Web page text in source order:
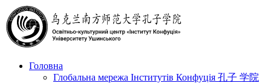
Головна
Глобальна мережа Інститутів Конфуція 孔子 学院